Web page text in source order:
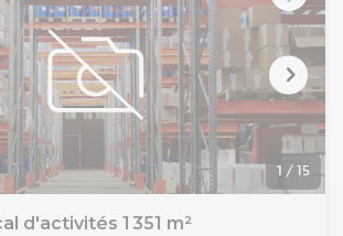
1 / 15
d'activités 1 351 m²